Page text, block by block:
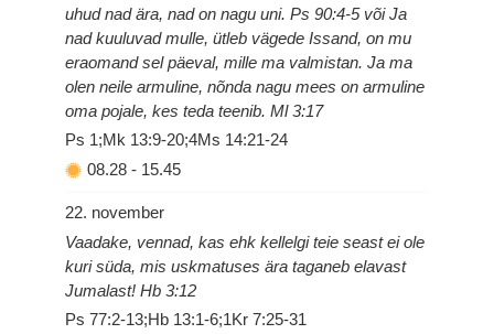
uhud nad ära, nad on nagu uni. Ps 90:4-5 või Ja
nad kuuluvad mulle, ütleb vägede Issand, on mu
eraomand sel päeval, mille ma valmistan. Ja ma
olen neile armuline, nõnda nagu mees on armuline
oma pojale, kes teda teenib. Ml 3:17
Ps 1;Mk 13:9-20;4Ms 14:21-24
08.28 - 15.45
22. november
Vaadake, vennad, kas ehk kellelgi teie seast ei ole
kuri süda, mis uskmatuses ära taganeb elavast
Jumalast! Hb 3:12
Ps 77:2-13;Hb 13:1-6;1Kr 7:25-31